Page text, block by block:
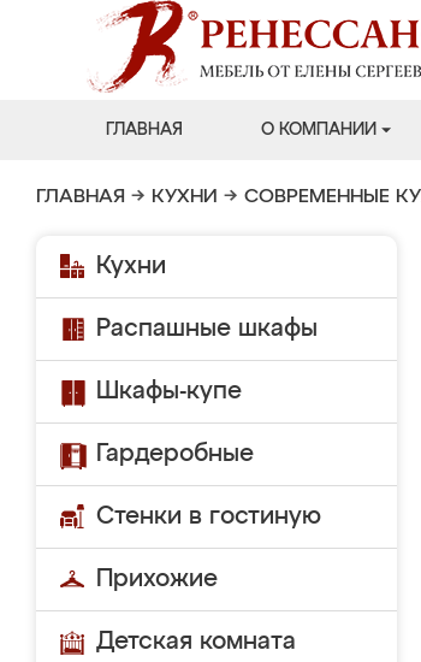
ГЛАВНАЯ О КОМПАНИИ
ГЛАВНАЯ → КУХНИ → СОВРЕМЕННЫЕ
Кухни
Распашные шкафы
Шкафы-купе
Гардеробные
Стенки в гостиную
Прихожие
Детская комната